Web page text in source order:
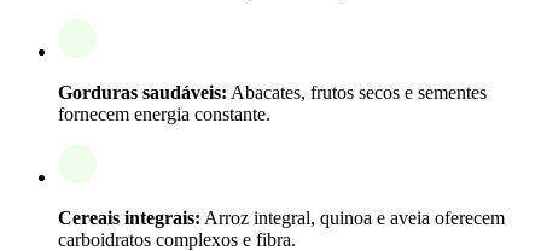
Gorduras saudáveis: Abacates, frutos secos e sementes
fornecem energia constante.
Cereais integrais: Arroz integral, quinoa e aveia oferecem
carboidratos complexos e fibra.